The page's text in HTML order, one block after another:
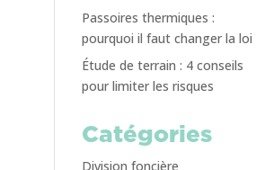
Passoires thermiques :
pourquoi il faut changer la loi
Étude de terrain : 4 conseils
pour limiter les risques
Catégories
Division foncière